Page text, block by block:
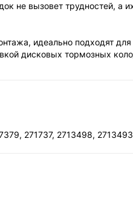
не вызовет трудностей, а
идеально подходят
дисковых тормозных
271737, 2713498,